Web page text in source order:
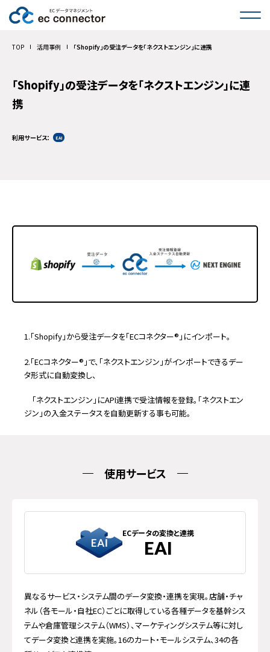
サービス一覧
活用事例
料金
導入のご相談・お見積もり
TOP 活用事例 「Shopify」の受注データを「ネクストエンジン」に連携
「Shopify」の受注データを「ネクストエンジン」に連
携
利用サービス EAI
1.「Shopify」から受注データを「ECコネクター®」にインポート。
2.「ECコネクター®」で、「ネクストエンジン」がインポートできるデー
タ形式に自動変換し、
「ネクストエンジン」にAPI連携で受注情報を登録。 「ネクストエン
ジン」の入金ステータスを自動更新する事も可能。
使用サービス
ECデータの変換と連携
EAI
異なるサービス・システム間のデータ変換・連携を実現。店舗・チャ
ネル（各モール・自社EC）ごとに取得している各種データを基幹シス
テムや倉庫管理システム（WMS）、マーケティングシステム等に対し
てデータ変換と連携を実施。16のカート・モールシステム、34の各